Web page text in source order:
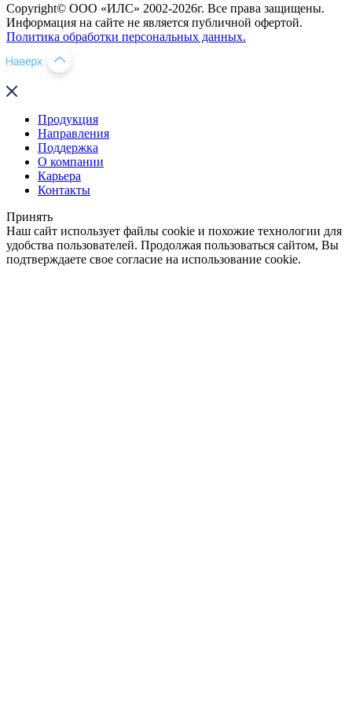
Copyright© ООО «ИЛС» 2002-2026г. Все права защищены.
Информация на сайте не является публичной офертой.
Политика обработки персональных данных.
Продукция
Направления
Поддержка
О компании
Карьера
Контакты
Принять
Наш сайт использует файлы cookie и похожие технологии для
удобства пользователей. Продолжая пользоваться сайтом, Вы
подтверждаете свое согласие на использование cookie.